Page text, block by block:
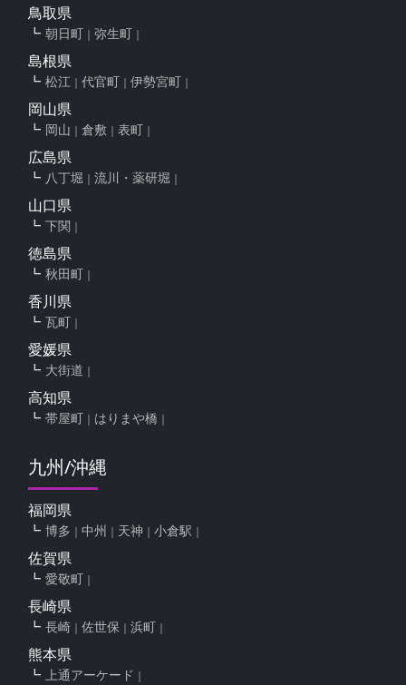
鳥取県
朝日町 弥生町
島根県
松江 代官町 伊勢宮町
岡山県
岡山 倉敷 表町
広島県
八丁堀 流川・薬研堀
山口県
下関
徳島県
秋田町
香川県
瓦町
愛媛県
大街道
高知県
帯屋町 はりまや橋
九州/沖縄
福岡県
博多 中州 天神 小倉駅
佐賀県
愛敬町
長崎県
長崎 佐世保 浜町
熊本県
上通アーケード